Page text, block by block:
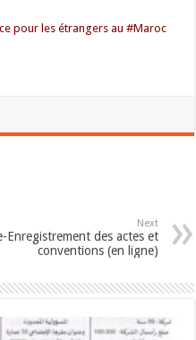
pour les étrangers au #Maroc
Next
Enregistrement des actes et
conventions (en ligne)